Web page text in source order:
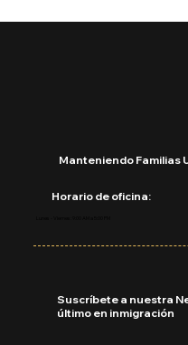
Manteniendo Familias
Horario de oficina:
Suscríbete a nuestra
último en inmigración